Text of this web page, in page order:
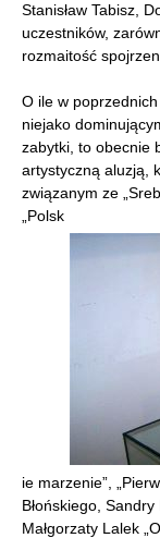
Stanisław Tabisz,
uczestników,
rozmaitość
O ile w
niejako
zabytki, to obecnie
artystyczną aluzją,
związanym ze
„Polsk
ie marzenie”,
Błońskiego,
Małgorzaty Lalek